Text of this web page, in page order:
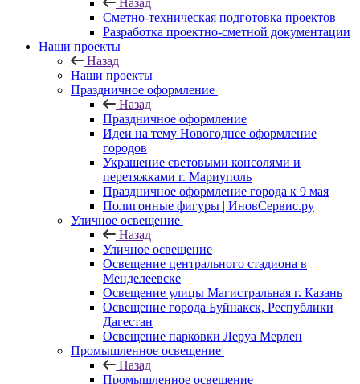
Назад
Сметно-техническая подготовка проектов
Разработка проектно-сметной документации
Наши проекты
Назад
Наши проекты
Праздничное оформление
Назад
Праздничное оформление
Идеи на тему Новогоднее оформление
городов
Украшение световыми консолями и
перетяжками г. Мариуполь
Праздничное оформление города к 9 мая
Полигонные фигуры | ИновСервис.ру
Уличное освещение
Назад
Уличное освещение
Освещение центрального стадиона в
Менделеевске
Освещение улицы Магистральная г. Казань
Освещение города Буйнакск, Республики
Дагестан
Освещение парковки Леруа Мерлен
Промышленное освещение
Назад
Промышленное освещение